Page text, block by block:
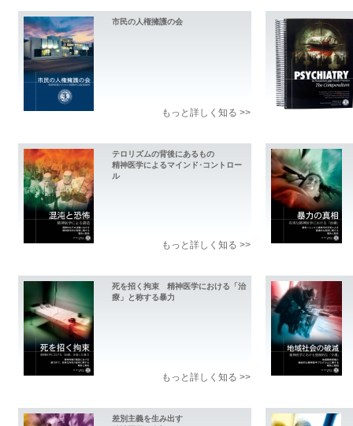
市民の人権擁護の会
もっと詳しく知る >>
テロリズムの背後にあるもの
精神医学によるマインド･コントロー
ル
もっと詳しく知る >>
死を招く拘束 精神医学における「治
療」と称する暴力
もっと詳しく知る >>
差別主義を生み出す